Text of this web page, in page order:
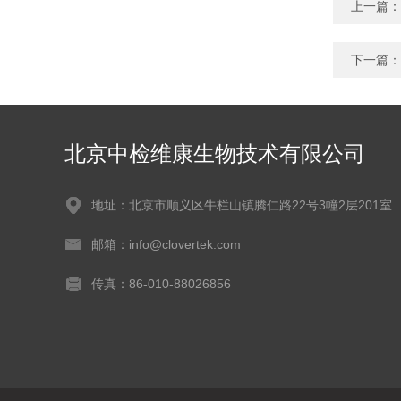
上一篇：
下一篇：
北京中检维康生物技术有限公司
地址：北京市顺义区牛栏山镇腾仁路22号3幢2层201室
邮箱：info@clovertek.com
传真：86-010-88026856